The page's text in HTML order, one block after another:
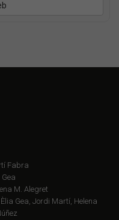
Fabra
Gea
M. Alegret
Gea, Jordi Martí, Helena